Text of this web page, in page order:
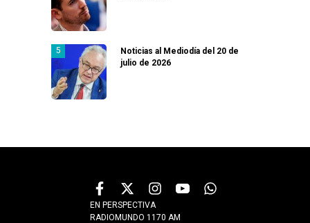
Noticias al Mediodía del 20 de
julio de 2026
EN PERSPECTIVA
RADIOMUNDO 1170 AM